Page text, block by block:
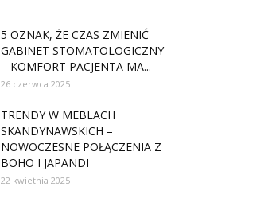
5 OZNAK, ŻE CZAS ZMIENIĆ
GABINET STOMATOLOGICZNY
– KOMFORT PACJENTA MA...
26 czerwca 2025
TRENDY W MEBLACH
SKANDYNAWSKICH –
NOWOCZESNE POŁĄCZENIA Z
BOHO I JAPANDI
22 kwietnia 2025